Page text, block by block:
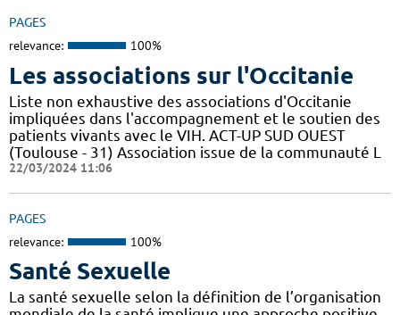
PAGES
relevance: 100%
Les associations sur l'Occitanie
Liste non exhaustive des associations d'Occitanie
impliquées dans l'accompagnement et le soutien des
patients vivants avec le VIH. ACT-UP SUD OUEST
(Toulouse - 31) Association issue de la communauté L
22/03/2024 11:06
PAGES
relevance: 100%
Santé Sexuelle
La santé sexuelle selon la définition de l’organisation